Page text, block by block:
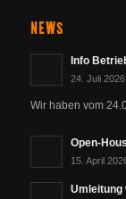
NEWS
Info
24. Juli
Wir haben vom
Open-
15. April
Umleitung